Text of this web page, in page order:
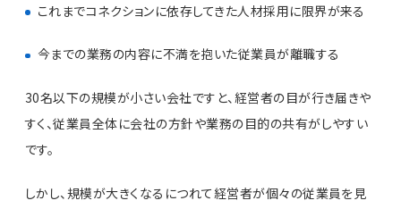
これまでコネクションに依存してきた人材採用に限界が来る
今までの業務の内容に不満を抱いた従業員が離職する
30名以下の規模が小さい会社ですと、経営者の目が行き届きや
すく、従業員全体に会社の方針や業務の目的の共有がしやすい
です。
しかし、規模が大きくなるにつれて経営者が個々の従業員を見